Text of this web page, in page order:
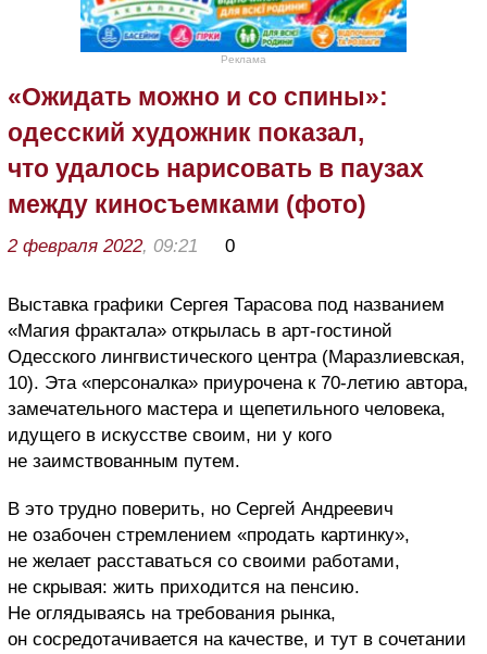
Реклама
«Ожидать можно и со спины»:
одесский художник показал,
что удалось нарисовать в паузах
между киносъемками (фото)
2 февраля 2022, 09:21 0
Выставка графики Сергея Тарасова под названием
«Магия фрактала» открылась в арт-гостиной
Одесского лингвистического центра (Маразлиевская,
10). Эта «персоналка» приурочена к 70-летию автора,
замечательного мастера и щепетильного человека,
идущего в искусстве своим, ни у кого
не заимствованным путем.
В это трудно поверить, но Сергей Андреевич
не озабочен стремлением «продать картинку»,
не желает расставаться со своими работами,
не скрывая: жить приходится на пенсию.
Не оглядываясь на требования рынка,
он сосредотачивается на качестве, и тут в сочетании